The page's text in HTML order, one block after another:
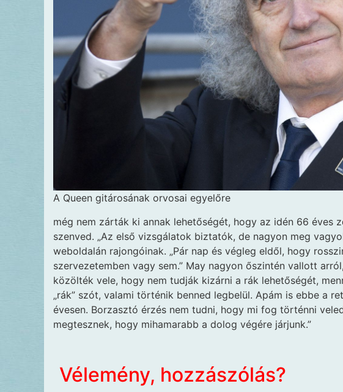
A Queen gitárosának orvosai egyelőre
még nem zárták ki annak lehetőségét, hogy az idén 66 éves
szenved. „Az első vizsgálatok biztatók, de nagyon meg
weboldalán rajongóinak. „Pár nap és végleg eldől, hogy
szervezetemben vagy sem.” May nagyon őszintén vallott
közölték vele, hogy nem tudják kizárni a rák lehetőségét,
„rák” szót, valami történik benned legbelül. Apám is ebbe a
évesen. Borzasztó érzés nem tudni, hogy mi fog történni
megtesznek, hogy mihamarabb a dolog végére járjunk.”
Vélemény, hozzászólás?